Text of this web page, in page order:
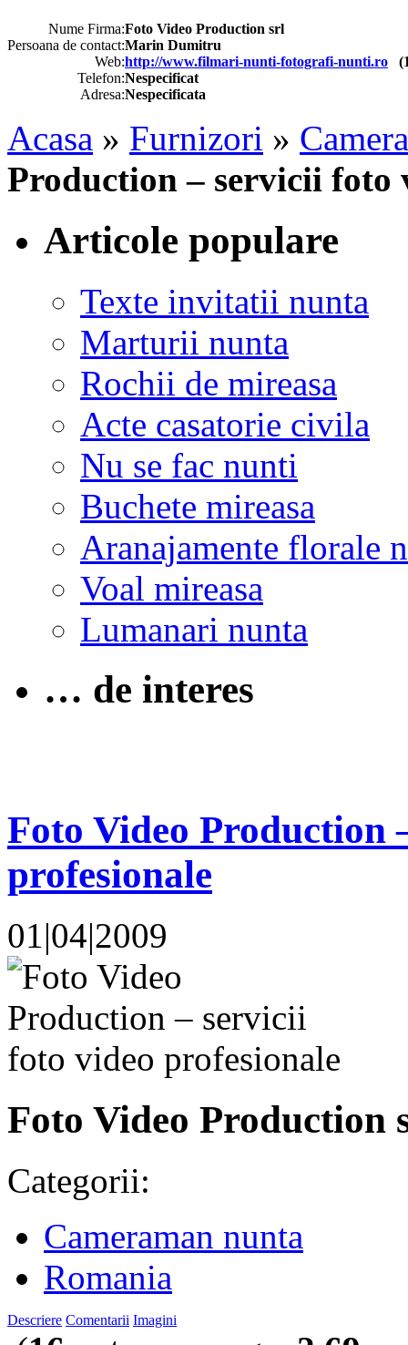
Nume Firma:Foto Video Production srl
Persoana de contact:Marin Dumitru
Web:http://www.filmari-nunti-fotografi-nunti.ro (
Telefon:Nespecificat
Adresa:Nespecificata
Acasa » Furnizori »
Production – servicii foto
Articole populare
Texte invitatii nunta
Marturii nunta
Rochii de mireasa
Acte casatorie civila
Nu se fac nunti
Buchete mireasa
Aranajamente florale
Voal mireasa
Lumanari nunta
… de interes
Foto Video Production
profesionale
01|04|2009
Foto Video Production
Categorii:
Cameraman nunta
Romania
Descriere Comentarii Imagini